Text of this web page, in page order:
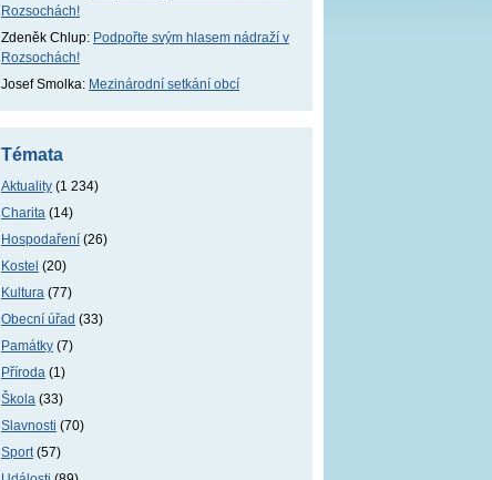
Rozsochách!
Zdeněk Chlup: Podpořte svým hlasem nádraží v
Rozsochách!
Josef Smolka: Mezinárodní setkání obcí
Témata
Aktuality (1 234)
Charita (14)
Hospodaření (26)
Kostel (20)
Kultura (77)
Obecní úřad (33)
Památky (7)
Příroda (1)
Škola (33)
Slavnosti (70)
Sport(57)